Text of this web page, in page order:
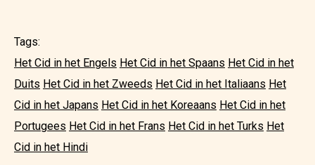
Tags:
Het Cid in het Engels Het Cid in het Spaans Het Cid in het
Duits Het Cid in het Zweeds Het Cid in het Italiaans Het
Cid in het Japans Het Cid in het Koreaans Het Cid in het
Portugees Het Cid in het Frans Het Cid in het Turks Het
Cid in het Hindi